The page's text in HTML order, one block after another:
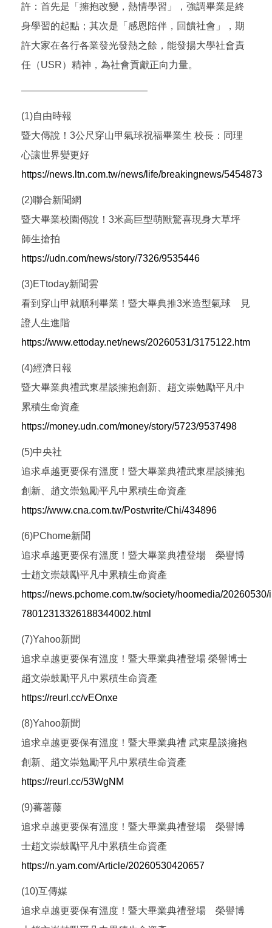
許：首先是「擁抱改變，熱情學習」，強調畢業是終
身學習的起點；其次是「感恩陪伴，回饋社會」，期
許大家在各行各業發光發熱之餘，能發揚大學社會責
任（USR）精神，為社會貢獻正向力量。
—————————————
(1)自由時報
暨大傳說！3公尺穿山甲氣球祝福畢業生 校長：同理
心讓世界變更好
https://news.ltn.com.tw/news/life/breakingnews/5454873
(2)聯合新聞網
暨大畢業校園傳說！3米高巨型萌獸驚喜現身大草坪
師生搶拍
https://udn.com/news/story/7326/9535446
(3)ETtoday新聞雲
看到穿山甲就順利畢業！暨大畢典推3米造型氣球 見
證人生進階
https://www.ettoday.net/news/20260531/3175122.htm
(4)經濟日報
暨大畢業典禮武東星談擁抱創新、趙文崇勉勵平凡中
累積生命資產
https://money.udn.com/money/story/5723/9537498
(5)中央社
追求卓越更要保有溫度！暨大畢業典禮武東星談擁抱
創新、趙文崇勉勵平凡中累積生命資產
https://www.cna.com.tw/Postwrite/Chi/434896
(6)PChome新聞
追求卓越更要保有溫度！暨大畢業典禮登場 榮譽博
士趙文崇鼓勵平凡中累積生命資產
https://news.pchome.com.tw/society/hoomedia/20260530/
78012313326188344002.html
(7)Yahoo新聞
追求卓越更要保有溫度！暨大畢業典禮登場 榮譽博士
趙文崇鼓勵平凡中累積生命資產
https://reurl.cc/vEOnxe
(8)Yahoo新聞
追求卓越更要保有溫度！暨大畢業典禮 武東星談擁抱
創新、趙文崇勉勵平凡中累積生命資產
https://reurl.cc/53WgNM
(9)蕃薯藤
追求卓越更要保有溫度！暨大畢業典禮登場 榮譽博
士趙文崇鼓勵平凡中累積生命資產
https://n.yam.com/Article/20260530420657
(10)互傳媒
追求卓越更要保有溫度！暨大畢業典禮登場 榮譽博